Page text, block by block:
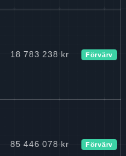
18 783 238 kr Förvärv
85 446 078 kr Förvärv